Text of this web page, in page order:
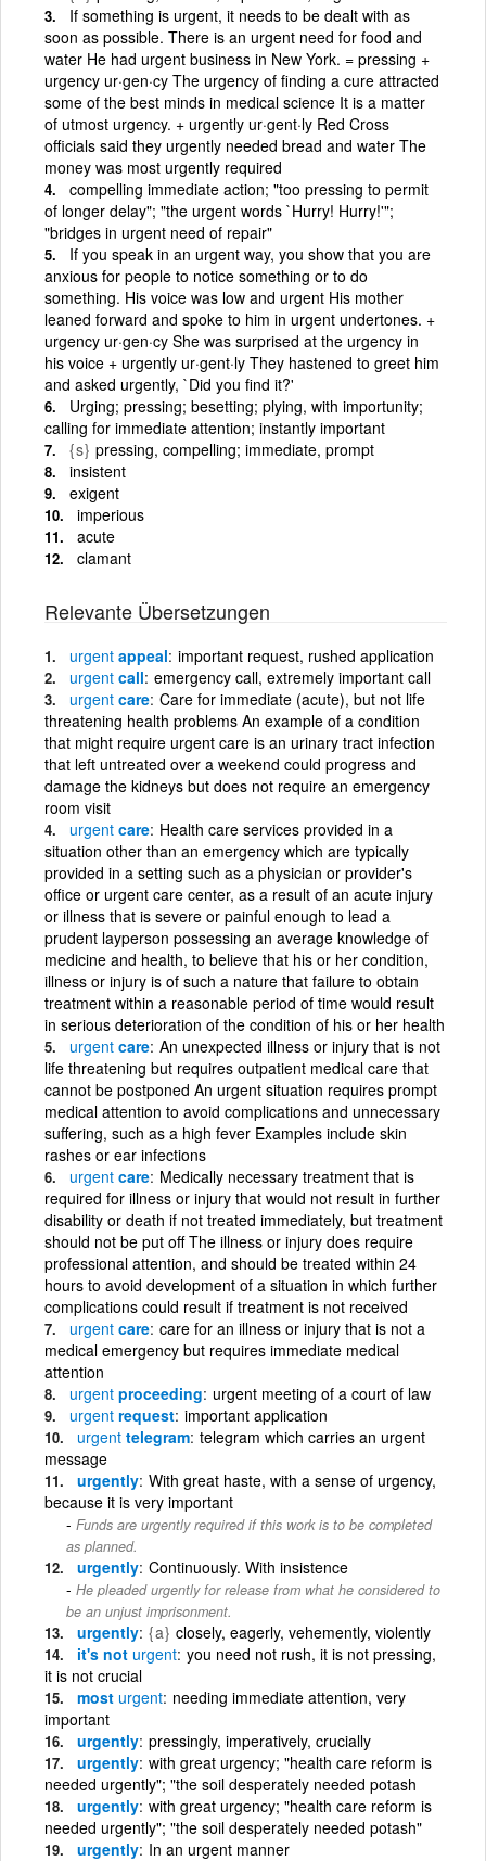
If something is urgent, it needs to be dealt with as
soon as possible. There is an urgent need for food and
water He had urgent business in New York. = pressing +
urgency ur·gen·cy The urgency of finding a cure attracted
some of the best minds in medical science It is a matter
of utmost urgency. + urgently ur·gent·ly Red Cross
officials said they urgently needed bread and water The
money was most urgently required
compelling immediate action; "too pressing to permit
of longer delay"; "the urgent words `Hurry! Hurry!'";
"bridges in urgent need of repair"
If you speak in an urgent way, you show that you are
anxious for people to notice something or to do
something. His voice was low and urgent His mother
leaned forward and spoke to him in urgent undertones. +
urgency ur·gen·cy She was surprised at the urgency in
his voice + urgently ur·gent·ly They hastened to greet him
and asked urgently, `Did you find it?'
Urging; pressing; besetting; plying, with importunity;
calling for immediate attention; instantly important
{s} pressing, compelling; immediate, prompt
insistent
exigent
imperious
acute
clamant
Relevante Übersetzungen
urgent appeal important request, rushed application
urgent call emergency call, extremely important call
urgent care Care for immediate (acute), but not life
threatening health problems An example of a condition
that might require urgent care is an urinary tract infection
that left untreated over a weekend could progress and
damage the kidneys but does not require an emergency
room visit
urgent care Health care services provided in a
situation other than an emergency which are typically
provided in a setting such as a physician or provider's
office or urgent care center, as a result of an acute injury
or illness that is severe or painful enough to lead a
prudent layperson possessing an average knowledge of
medicine and health, to believe that his or her condition,
illness or injury is of such a nature that failure to obtain
treatment within a reasonable period of time would result
in serious deterioration of the condition of his or her health
urgent care An unexpected illness or injury that is not
life threatening but requires outpatient medical care that
cannot be postponed An urgent situation requires prompt
medical attention to avoid complications and unnecessary
suffering, such as a high fever Examples include skin
rashes or ear infections
urgent care Medically necessary treatment that is
required for illness or injury that would not result in further
disability or death if not treated immediately, but treatment
should not be put off The illness or injury does require
professional attention, and should be treated within 24
hours to avoid development of a situation in which further
complications could result if treatment is not received
urgent care care for an illness or injury that is not a
medical emergency but requires immediate medical
attention
urgent proceeding urgent meeting of a court of law
urgent request important application
urgent telegram telegram which carries an urgent
message
urgently With great haste, with a sense of urgency,
because it is very important
Funds are urgently required if this work is to be completed
as planned.
urgently Continuously. With insistence
He pleaded urgently for release from what he considered to
be an unjust imprisonment.
urgently {a} closely, eagerly, vehemently, violently
it's not urgent you need not rush, it is not pressing,
it is not crucial
most urgent needing immediate attention, very
important
urgently pressingly, imperatively, crucially
urgently with great urgency; "health care reform is
needed urgently"; "the soil desperately needed potash
urgently with great urgency; "health care reform is
needed urgently"; "the soil desperately needed potash"
urgently In an urgent manner